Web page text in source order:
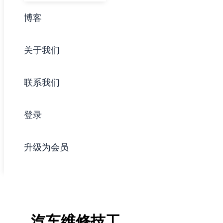
博客
关于我们
联系我们
登录
升级为会员